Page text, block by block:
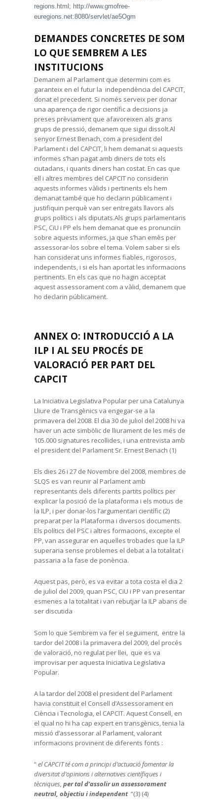
regions.html ; http://www.gmofree-
euregions.net:8080/servlet/ae5Ogm
DEMANDES CONCRETES DE SOM
LO QUE SEMBREM A LES
INSTITUCIONS
Demanem al Parlament que determini com es
garanteix en el futur la independència del CAPCIT,
donat el precedent. Si només serveix per donar
una aparença de rigor científic a decisions ja
preses prèviament que afavoreixen als grans
grups de pressió, demanem que sigui dissolt.Al
senyor Ernest Benach, com a president del
Parlament i del CAPCIT, li hem demanat si aquests
informes s’han pagat amb diners de tots els
ciutadans, i quants diners han costat. En cas que
ell i altres membres del CAPCIT no considerin
aquests informes vàlids i pertinents els hem
demanat també que ho declarin públicament i
justifiquin perquè van ser entregats llavors als
grups polítics i als diputats.Als grups parlamentaris
PSC, CiU i PP els hem demanat que es pronunciïn
sobre aquests informes, ja que s’han emès per
assessorar-los sobre el tema. Volem saber si els
han considerat uns informes fiables, rigorosos,
independents, i si els han aportat les informacions
pertinents. En els cas que no hagin acceptat
aquest assessorament com a vàlid, demanem que
ho declarin públicament.
ANNEX O: INTRODUCCIÓ A LA
ILP I AL SEU PROCÉS DE
VALORACIÓ PER PART DEL
CAPCIT
La Iniciativa Legislativa Popular per una Catalunya
Lliure de Transgènics va engegar-se a la
primavera del 2008. El dia 30 de juliol del 2008 hi va
haver un acte simbòlic de lliurament de les més de
105.000 signatures recollides, i una entrevista amb
el president del Parlament Sr. Ernest Benach (1)
Els dies 26 i 27 de Novembre del 2008, membres de
SLQS es van reunir al Parlament amb
representants dels diferents partits polítics per
explicar la posició de la plataforma i els motius de
la ILP, i per donar-los l’argumentari científic (2)
preparat per la Plataforma i diversos documents.
Els polítics del PSC i altres formacions, excepte el
PP, van assegurar en aquelles trobades que la ILP
superaria sense problemes el debat a la totalitat i
passaria a la fase de ponència.
Aquest pas, però, es va evitar a tota costa el dia 2
de juliol del 2009, quan PSC, CiU i PP van presentar
esmenes a la totalitat i van rebutjar la ILP abans de
ser discutida
Som lo que Sembrem va fer el seguiment, entre la
tardor del 2008 i la primavera del 2009, del procés
de valoració, no regulat per llei, que es va
improvisar per aquesta Iniciativa Legislativa
Popular.
A la tardor del 2008 el president del Parlament
havia constituït el Consell d’Assessorament en
Ciència i Tecnologia, el CAPCIT. Aquest Consell, en
el qual no hi ha cap expert en transgènics, tenia la
missió d’assessorar al Parlament, valorant
informacions provinent de diferents fonts :
“el CAPCIT té com a principi d’actuació fomentar la
diversitat d’opinions i alternatives científiques i
tècniques, per tal d’assolir un assessorament
neutral, objectiu i independent“(3) (4)